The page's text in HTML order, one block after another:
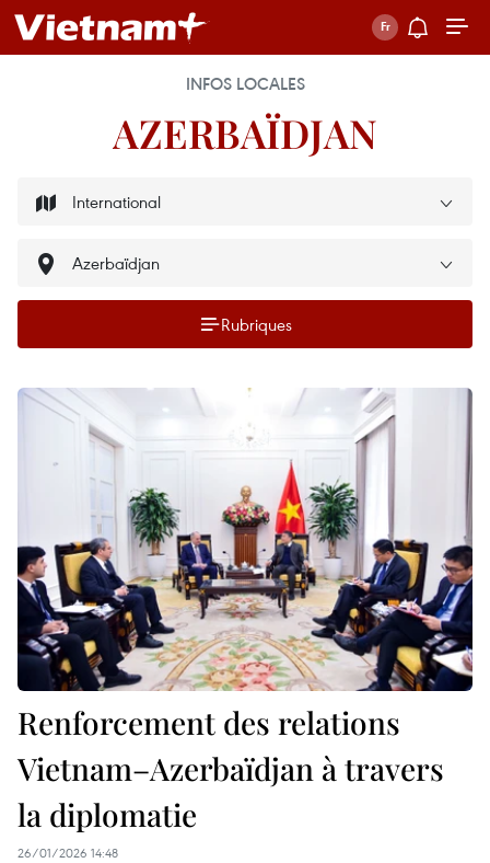
INFOS LOCALES
AZERBAÏDJAN
Rubriques
Renforcement des relations
Vietnam–Azerbaïdjan à travers
la diplomatie
26/01/2026 14:48